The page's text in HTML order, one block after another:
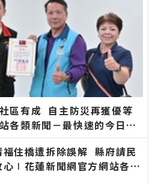
區有成 自主防災再獲優等
各類新聞－最快速的今日新
！
福住橋遭拆除誤解 縣府請民
心∣花蓮新聞網官方網站各類